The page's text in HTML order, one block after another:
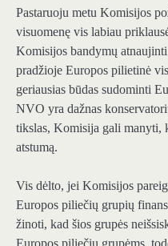
Pastaruoju metu Komisijos
visuomenę vis labiau
Komisijos bandymų
pradžioje Europos pilietinė
geriausias būdas sudominti
NVO yra dažnas
tikslas, Komisija gali manyti,
atstumą.
Vis dėlto, jei Komisijos
Europos piliečių grupių
žinoti, kad šios grupės
Europos piliečių grupėms,